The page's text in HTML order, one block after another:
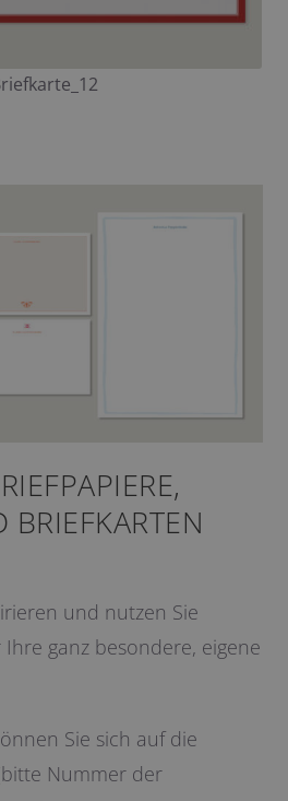
und nutzen Sie
ganz besondere, eigene
Sie sich auf die
Nummer der